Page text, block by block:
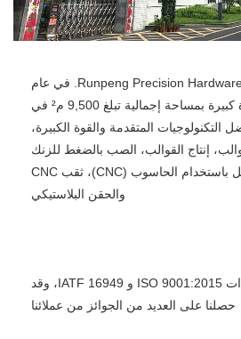
تم تأسيس شركة Runpeng Precision Hardware Co., Ltd. في عام
1994 ولديها الآن منشأة كبيرة بمساحة إجمالية تبلغ 9,500 م² في
شنتشن ودونغقوان. وبفضل التكنولوجيات المتقدمة والقوة الكبيرة،
نتخصص في تصميم القوالب، إنتاج القوالب، الصب بالضغط للزنك
والألمنيوم، الطوابع، التشغيل باستخدام الحاسوب (CNC)، ثقب CNC
والحقن البلاستيكي
لقد مررنا بالتحقق من شهادات ISO 9001:2015 و IATF 16949، وقد
حصلنا على العديد من الجوائز من عملائنا